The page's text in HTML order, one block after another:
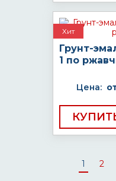
Хит
Грунт-
1 по
Цена:
1 2